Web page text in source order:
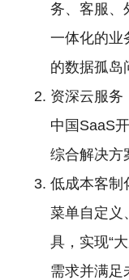
务、客服、
一体化的业
的数据孤岛
资深云服务
中国SaaS
综合解决方
低成本客制
菜单自定义
具，实现“
需求并满足